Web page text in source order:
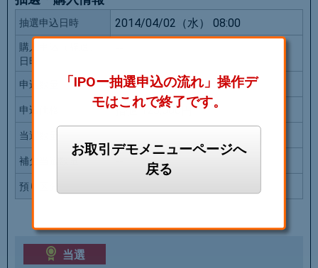
抽選申込日時 2014/04/02（水） 08:00
購入申込（辞退）
日時
申込数量 50株
申込価格 指値 125,000円
当選数量
補欠当選数量
預り区分
当選
「IPOー抽選申込の流れ」操作デ
モはこれで終了です。
お取引デモメニューページへ
戻る